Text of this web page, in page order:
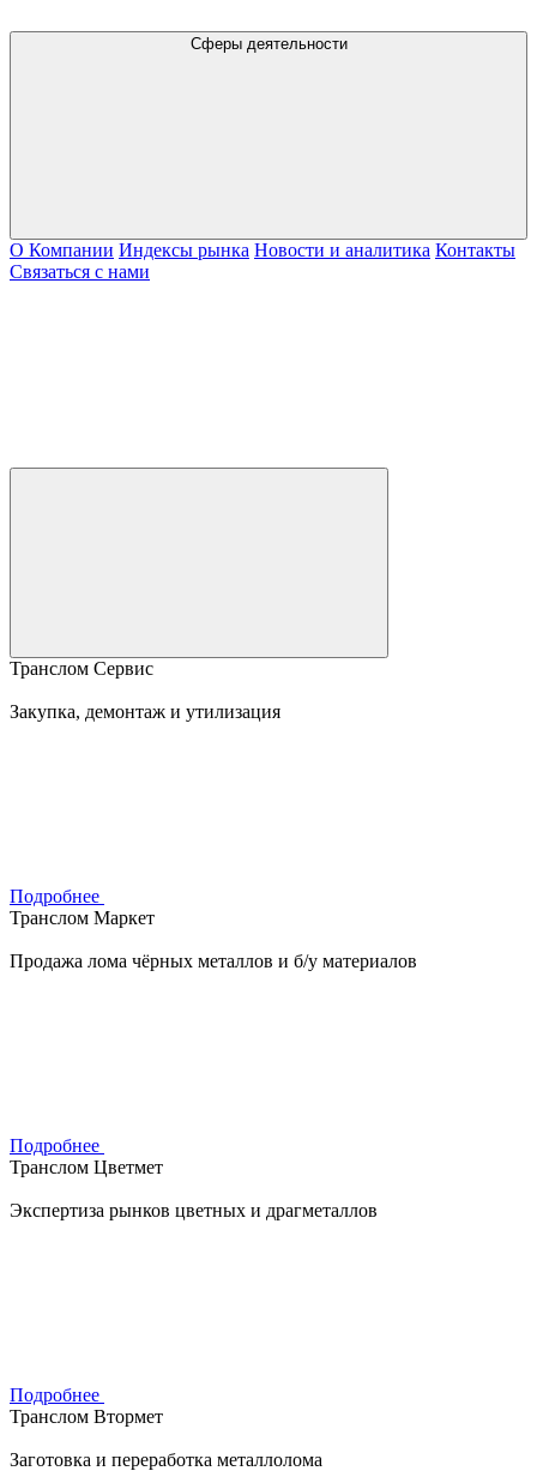
Сферы деятельности
О Компании Индексы рынка Новости и аналитика Контакты
Связаться с нами
Транслом Сервис
Закупка, демонтаж и утилизация
Подробнее
Транслом Маркет
Продажа лома чёрных металлов и б/у материалов
Подробнее
Транслом Цветмет
Экспертиза рынков цветных и драгметаллов
Подробнее
Транслом Втормет
Заготовка и переработка металлолома